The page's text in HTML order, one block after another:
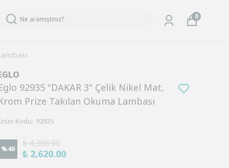
0
92935 "DAKAR 3" Çelik Nikel Mat,
Prize Takılan Okuma Lambası
Kodu: 92935
%40
₺ 4,366.00
₺ 2,620.00